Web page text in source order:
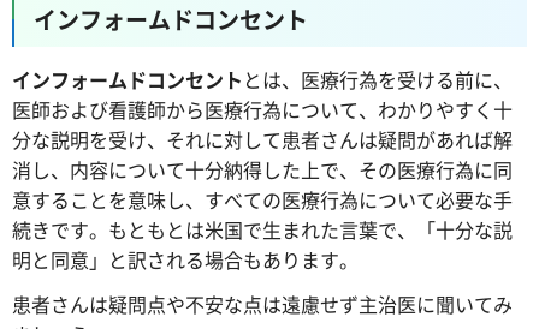
インフォームドコンセント
インフォームドコンセント とは、医療行為を受ける前に、
医師および看護師から医療行為について、わかりやすく十
分な説明を受け、それに対して患者さんは疑問があれば解
消し、内容について十分納得した上で、その医療行為に同
意することを意味し、すべての医療行為について必要な手
続きです。もともとは米国で生まれた言葉で、「十分な説
明と同意」と訳される場合もあります。
患者さんは疑問点や不安な点は遠慮せず主治医に聞いてみ